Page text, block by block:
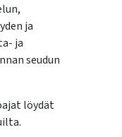
ja
ja
seudun
löydät